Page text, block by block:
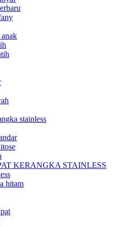
stainless
KERANGKA STAINLESS
hitam